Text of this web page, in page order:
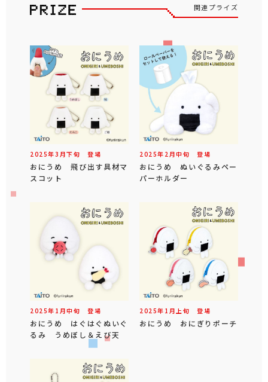
関連プライズ
2025年3 月下旬 登場
おにうめ 飛び出す具材マ
スコット
2025年 2 月中旬 登場
おにうめ ぬいぐるみペー
パーホルダー
2025年 1 月中旬 登場
おにうめ はぐはぐぬいぐ
るみ うめぼし＆えび天
2025年 1 月 上旬 登場
おにうめ おにぎりポーチ